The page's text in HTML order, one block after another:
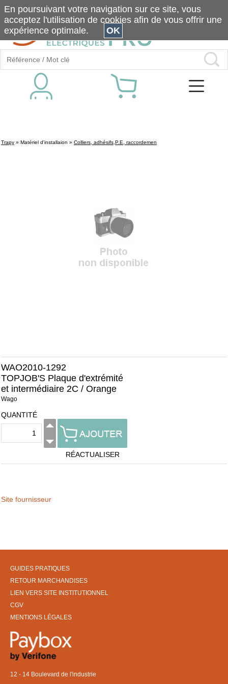
Trapy » Matériel d'installaion » Colliers, adhésifs,P.E, raccordemen
WAO2010-1292
TOPJOB'S Plaque d'extrémité
et intermédiaire 2C / Orange
Wago
QUANTITÉ
RÉACTUALISER
Site fournisseur
GUIDES PRATIQUES
RETOUR MARCHANDISES
LIEN VERS SITE INSTITUTIONNEL
CGV
MENTIONS LÉGALES
12 - 14 Boulevard de l'industrie
En poursuivant votre navigation sur ce site, vous
acceptez l'utilisation de cookies afin de vous offrir une
expérience optimale.
OK